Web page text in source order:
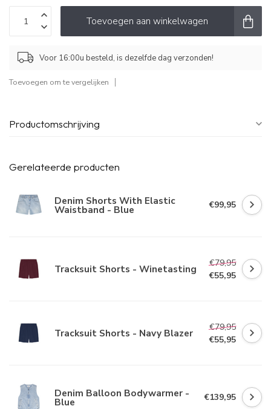
Toevoegen aan winkelwagen
Voor 16:00u besteld, is dezelfde dag verzonden!
Toevoegen om te vergelijken
Productomschrijving
Gerelateerde producten
Denim Shorts With Elastic
Waistband - Blue €99,95
Tracksuit Shorts - Winetasting
€79,95
€55,95
Tracksuit Shorts - Navy Blazer
€79,95
€55,95
Denim Balloon Bodywarmer -
Blue €139,95